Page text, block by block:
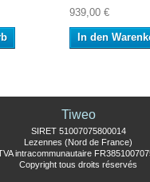
939,00 €
In den
Tiweo
SIRET 51007075800014
Lezennes (Nord de France)
intracommunautaire
Copyright tous droits réservés